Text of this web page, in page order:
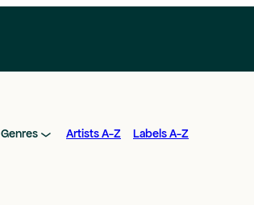
Genres Artists A-Z Labels A-Z